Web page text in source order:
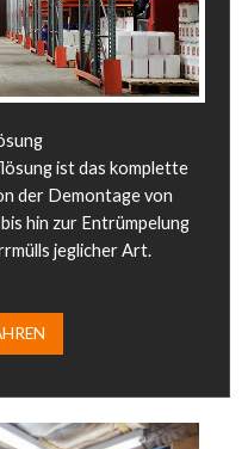
ist das komplette
der Demontage von
hin zur Entrümpelung
jeglicher Art.